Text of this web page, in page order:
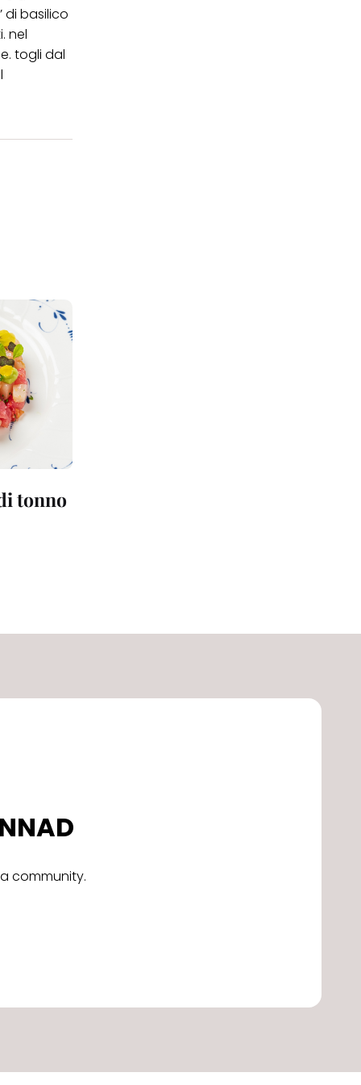
di basilico
nel
togli dal
tonno
community.
e al trattamento dei
tecnicamente